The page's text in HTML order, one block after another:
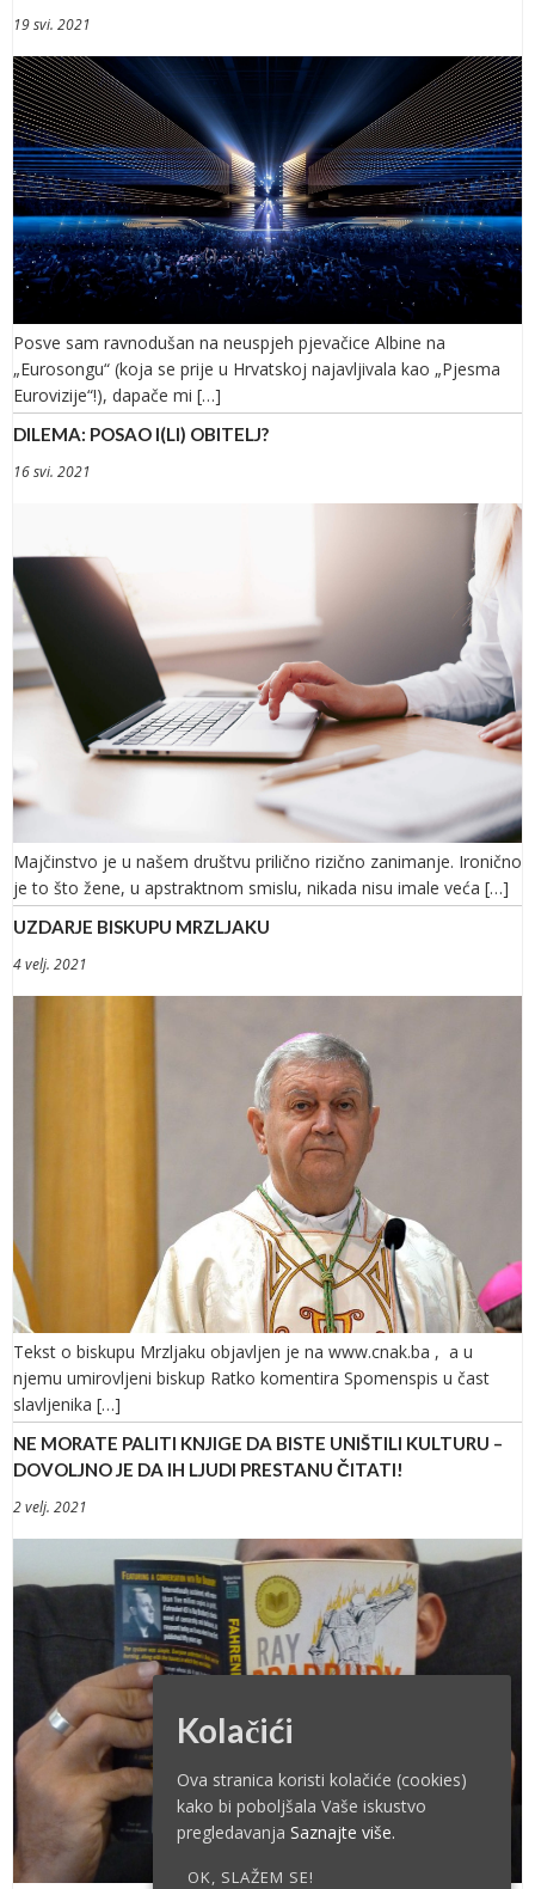
19 svi. 2021
Posve sam ravnodušan na neuspjeh pjevačice Albine na
„Eurosongu“ (koja se prije u Hrvatskoj najavljivala kao „Pjesma
Eurovizije“!), dapače mi […]
DILEMA: POSAO I(LI) OBITELJ?
16 svi. 2021
Majčinstvo je u našem društvu prilično rizično zanimanje. Ironično
je to što žene, u apstraktnom smislu, nikada nisu imale veća […]
UZDARJE BISKUPU MRZLJAKU
4 velj. 2021
Tekst o biskupu Mrzljaku objavljen je na www.cnak.ba , a u
njemu umirovljeni biskup Ratko komentira Spomenspis u čast
slavljenika […]
NE MORATE PALITI KNJIGE DA BISTE UNIŠTILI KULTURU –
DOVOLJNO JE DA IH LJUDI PRESTANU ČITATI!
2 velj. 2021
Kolačići
Ova stranica koristi kolačiće (cookies)
kako bi poboljšala Vaše iskustvo
pregledavanja Saznajte više.
OK, SLAŽEM SE!